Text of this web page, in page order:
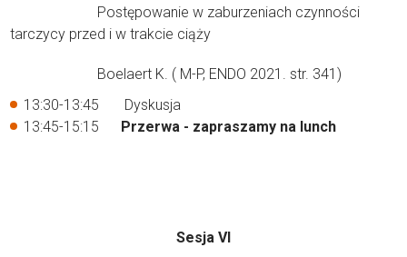
Postępowanie w zaburzeniach czynności
tarczycy przed i w trakcie ciąży
Boelaert K. ( M-P, ENDO 2021. str. 341)
13:30-13:45 Dyskusja
13:45-15:15 Przerwa - zapraszamy na lunch
Sesja VI